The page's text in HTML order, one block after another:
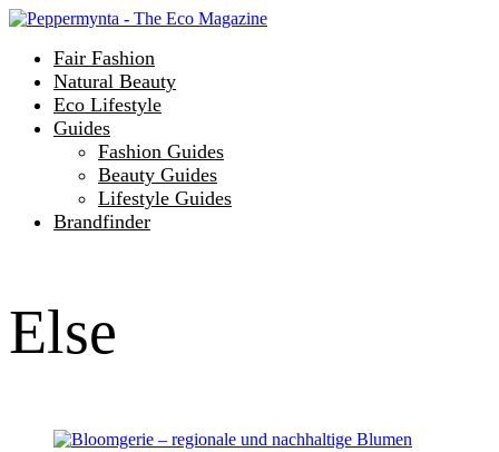
Fair Fashion
Natural Beauty
Eco Lifestyle
Guides
Fashion Guides
Beauty Guides
Lifestyle Guides
Brandfinder
Else